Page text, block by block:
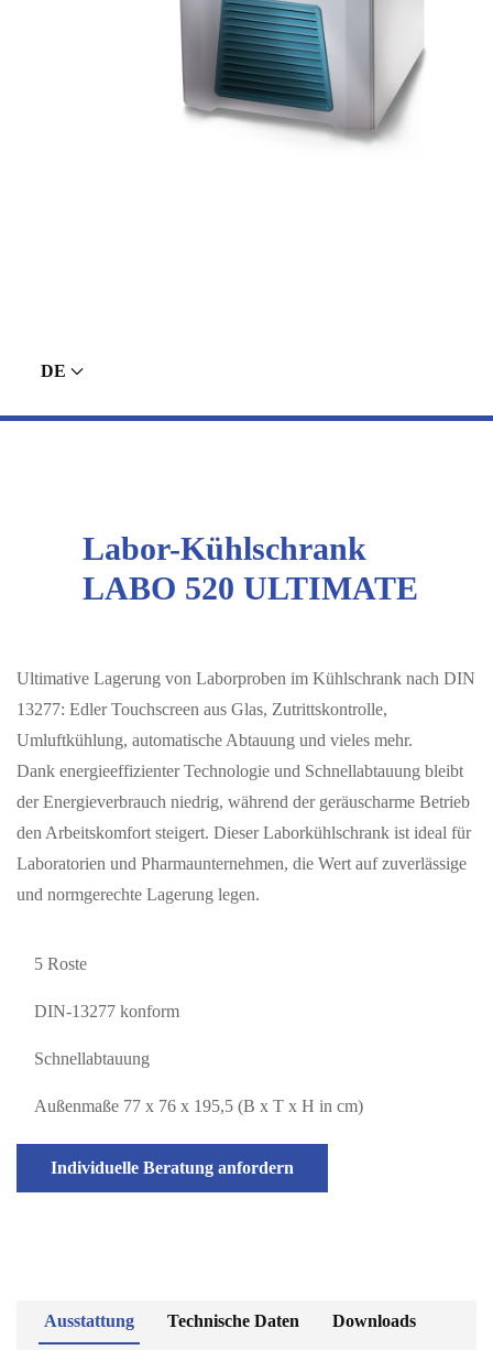
DE
Labor-Kühlschrank
LABO 520 ULTIMATE
Ultimative Lagerung von Laborproben im Kühlschrank nach DIN
13277: Edler Touchscreen aus Glas, Zutrittskontrolle,
Umluftkühlung, automatische Abtauung und vieles mehr.
Dank energieeffizienter Technologie und Schnellabtauung bleibt
der Energieverbrauch niedrig, während der geräuscharme Betrieb
den Arbeitskomfort steigert. Dieser Laborkühlschrank ist ideal für
Laboratorien und Pharmaunternehmen, die Wert auf zuverlässige
und normgerechte Lagerung legen.
5 Roste
DIN-13277 konform
Schnellabtauung
Außenmaße 77 x 76 x 195,5 (B x T x H in cm)
Individuelle Beratung anfordern
Ausstattung Technische Daten Downloads